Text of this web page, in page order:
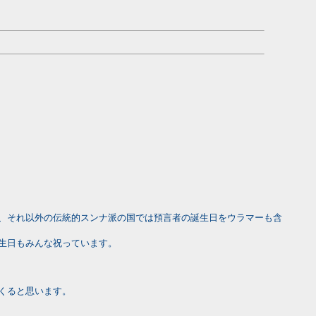
れ以外の伝統的スンナ派の国では預言者の誕生日をウラマーも含
もみんな祝っています。
と思います。